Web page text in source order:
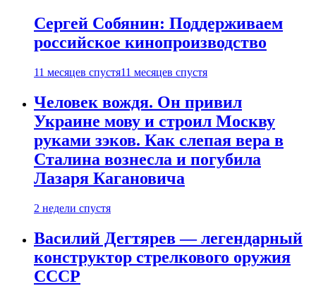
Сергей Собянин: Поддерживаем
российское кинопроизводство
11 месяцев спустя11 месяцев спустя
Человек вождя. Он привил
Украине мову и строил Москву
руками зэков. Как слепая вера в
Сталина вознесла и погубила
Лазаря Кагановича
2 недели спустя
Василий Дегтярев — легендарный
конструктор стрелкового оружия
СССР